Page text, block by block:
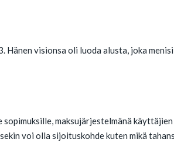
visionsa oli luoda alusta, joka
maksujärjestelmänä
voi olla sijoituskohde kuten mikä